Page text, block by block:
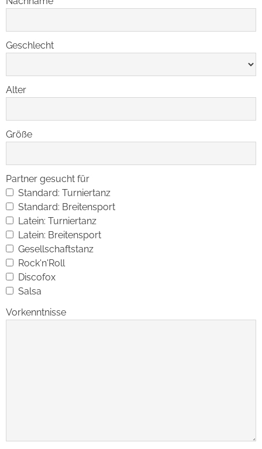
Geschlecht
Alter
Größe
Partner gesucht für
Standard: Turniertanz
Standard: Breitensport
Latein: Turniertanz
Latein: Breitensport
Gesellschaftstanz
Rock'n'Roll
Discofox
Salsa
Vorkenntnisse